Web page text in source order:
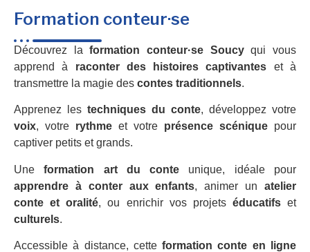
Formation conteur·se
Découvrez laformation conteur·se Soucyqui vous
apprend à raconter des histoires captivantes et à
transmettre la magie des contes traditionnels.
Apprenez les techniques du conte, développez votre
voix, votre rythme et votre présence scénique pour
captiver petits et grands.
Uneformation art du conte unique, idéale pour
apprendre à conter aux enfants, animer unatelier
conte et oralité, ou enrichir vos projets éducatifset
culturels.
Accessible à distance, cetteformation conte en ligne